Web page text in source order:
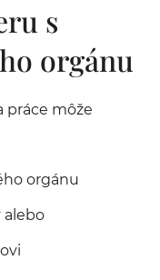
s
orgánu
práce môže
orgánu
alebo